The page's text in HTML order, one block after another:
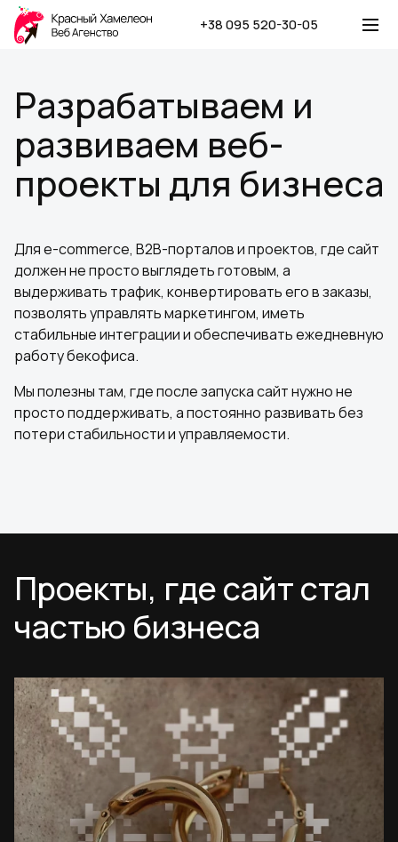
+38 095 520-30-05
Разрабатываем и
развиваем веб-
проекты для бизнеса
Для e-commerce, B2B-порталов и проектов, где сайт
должен не просто выглядеть готовым, а
выдерживать трафик, конвертировать его в заказы,
позволять управлять маркетингом, иметь
стабильные интеграции и обеспечивать ежедневную
работу бекофиса.
Мы полезны там, где после запуска сайт нужно не
просто поддерживать, а постоянно развивать без
потери стабильности и управляемости.
Проекты, где сайт стал
частью бизнеса